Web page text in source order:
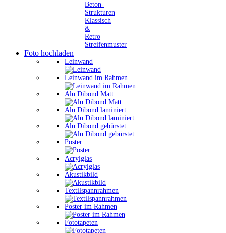
Beton-
Strukturen
Klassisch
&
Retro
Streifenmuster
Foto hochladen
Leinwand
Leinwand im Rahmen
Alu Dibond Matt
Alu Dibond laminiert
Alu Dibond gebürstet
Poster
Acrylglas
Akustikbild
Textilspannrahmen
Poster im Rahmen
Fototapeten